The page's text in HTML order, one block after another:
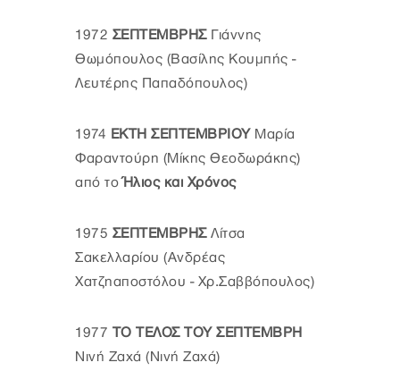
1972 ΣΕΠΤΕΜΒΡΗΣΓιάννης
Θωμόπουλος (Βασίλης Κουμπής -
Λευτέρης Παπαδόπουλος)
1974 ΕΚΤΗ ΣΕΠΤΕΜΒΡΙΟΥΜαρία
Φαραντούρη (Μίκης Θεοδωράκης)
από τοΉλιος και Χρόνος
1975 ΣΕΠΤΕΜΒΡΗΣΛίτσα
Σακελλαρίου (Ανδρέας
Χατζηαποστόλου - Χρ.Σαββόπουλος)
1977 ΤΟ ΤΕΛΟΣ ΤΟΥ ΣΕΠΤΕΜΒΡΗ
Νινή Ζαχά (Νινή Ζαχά)